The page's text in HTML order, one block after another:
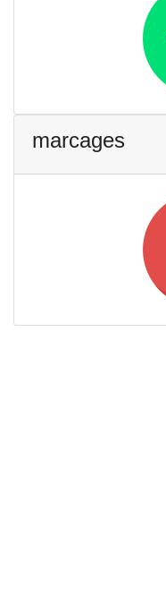
marcages